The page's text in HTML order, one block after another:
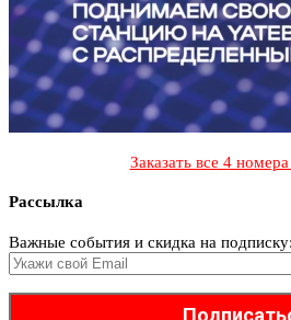
Заказать все 4
Рассылка
Важные события и скидка на подписку: